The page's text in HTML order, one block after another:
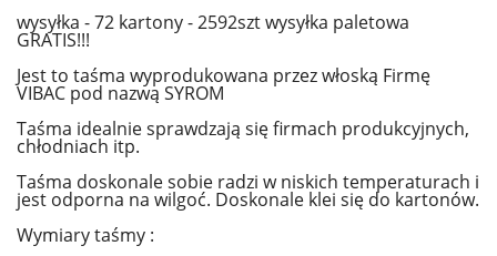
wysyłka - 72 kartony - 2592szt wysyłka paletowa
GRATIS!!!
Jest to taśma wyprodukowana przez włoską Firmę
VIBAC pod nazwą SYROM
Taśma idealnie sprawdzają się firmach produkcyjnych,
chłodniach itp.
Taśma doskonale sobie radzi w niskich temperaturach i
jest odporna na wilgoć. Doskonale klei się do kartonów.
Wymiary taśmy :